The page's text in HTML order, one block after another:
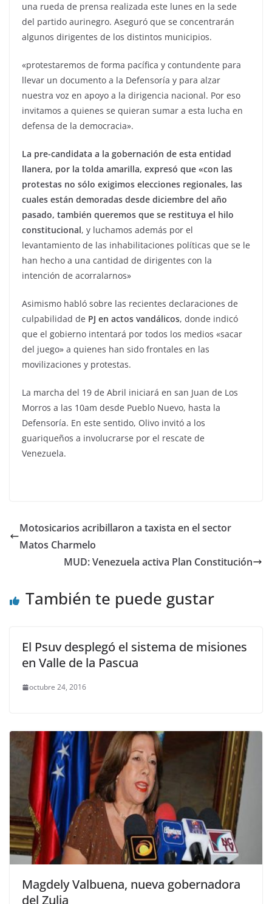
una rueda de prensa realizada este lunes en la sede
del partido aurinegro. Aseguró que se concentrarán
algunos dirigentes de los distintos municipios.
«protestaremos de forma pacífica y contundente para
llevar un documento a la Defensoría y para alzar
nuestra voz en apoyo a la dirigencia nacional. Por eso
invitamos a quienes se quieran sumar a esta lucha en
defensa de la democracia».
La pre-candidata a la gobernación de esta entidad
llanera, por la tolda amarilla, expresó que «con las
protestas no sólo exigimos elecciones regionales, las
cuales están demoradas desde diciembre del año
pasado, también queremos que se restituya el hilo
constitucional, y luchamos además por el
levantamiento de las inhabilitaciones políticas que se le
han hecho a una cantidad de dirigentes con la
intención de acorralarnos»
Asimismo habló sobre las recientes declaraciones de
culpabilidad de PJ en actos vandálicos, donde indicó
que el gobierno intentará por todos los medios «sacar
del juego» a quienes han sido frontales en las
movilizaciones y protestas.
La marcha del 19 de Abril iniciará en san Juan de Los
Morros a las 10am desde Pueblo Nuevo, hasta la
Defensoría. En este sentido, Olivo invitó a los
guariqueños a involucrarse por el rescate de
Venezuela.
Motosicarios acribillaron a taxista en el sector
Matos Charmelo
MUD: Venezuela activa Plan Constitución
También te puede gustar
El Psuv desplegó el sistema de misiones
en Valle de la Pascua
octubre 24, 2016
Magdely Valbuena, nueva gobernadora
del Zulia